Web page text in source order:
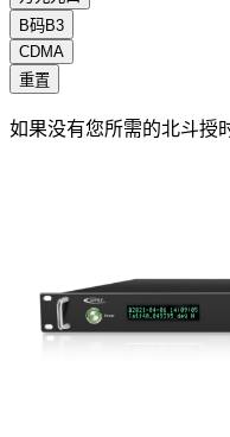
B码B3
CDMA
重置
如果没有您所需的北斗授